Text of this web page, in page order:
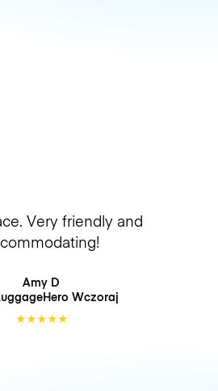
Very friendly and
Amy D
Wczoraj
★★★★★